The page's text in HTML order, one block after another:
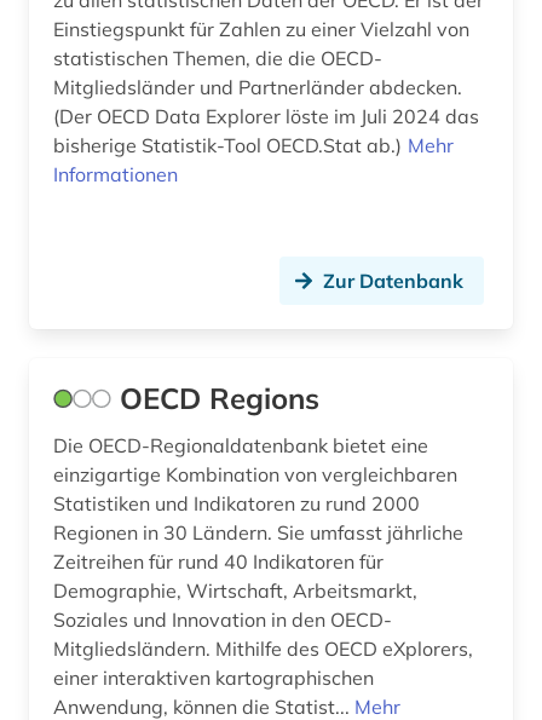
Einstiegspunkt für Zahlen zu einer Vielzahl von
statistischen Themen, die die OECD-
Mitgliedsländer und Partnerländer abdecken.
(Der OECD Data Explorer löste im Juli 2024 das
bisherige Statistik-Tool OECD.Stat ab.) Mehr
Informationen
Zur Datenbank
OECD Regions
Die OECD-Regionaldatenbank bietet eine
einzigartige Kombination von vergleichbaren
Statistiken und Indikatoren zu rund 2000
Regionen in 30 Ländern. Sie umfasst jährliche
Zeitreihen für rund 40 Indikatoren für
Demographie, Wirtschaft, Arbeitsmarkt,
Soziales und Innovation in den OECD-
Mitgliedsländern. Mithilfe des OECD eXplorers,
einer interaktiven kartographischen
Anwendung, können die Statist... Mehr